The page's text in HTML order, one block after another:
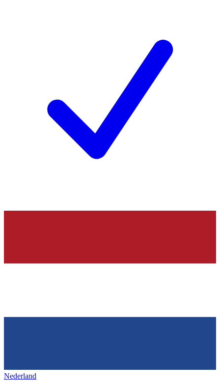
Nederland